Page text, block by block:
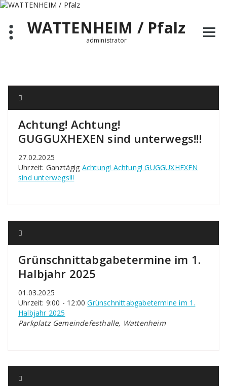
Zum
springenWATTENHEIM / Pfalz
administrator
Achtung! Achtung!
GUGGUXHEXEN sind unterwegs!!!
27.02.2025
Uhrzeit: Ganztägig Achtung! Achtung! GUGGUXHEXEN
sind unterwegs!!!
Grünschnittabgabetermine im 1.
Halbjahr 2025
01.03.2025
Uhrzeit: 9:00 - 12:00Grünschnittabgabetermine im 1.
Halbjahr 2025
Parkplatz Gemeindefesthalle, Wattenheim